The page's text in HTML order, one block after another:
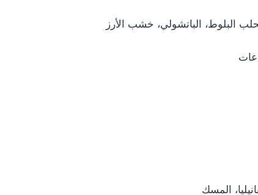
البلوط، الباتشولي، خشب الأرز
المسك